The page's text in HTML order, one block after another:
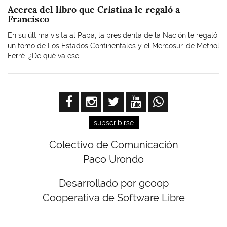
Acerca del libro que Cristina le regaló a
Francisco
En su última visita al Papa, la presidenta de la Nación le regaló
un tomo de Los Estados Continentales y el Mercosur, de Methol
Ferré. ¿De qué va ese...
subscribirse
Colectivo de Comunicación
Paco Urondo
Desarrollado por gcoop
Cooperativa de Software Libre